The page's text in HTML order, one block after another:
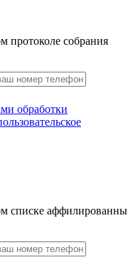
протоколе собрания
обработки
списке аффилированны